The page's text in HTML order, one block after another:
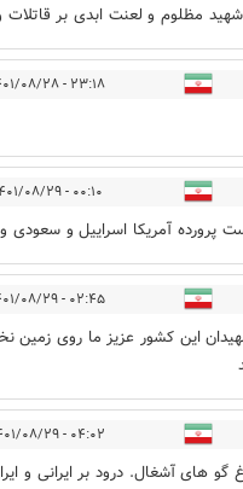
مظلوم و لعنت ابدی بر
۲۳:۱۸ - ۱۴۰۱/۰۸/۲۸
۰۰:۱۰ - ۱۴۰۱/۰۸/۲۹
آمریکا اسراییل و سعودی
۰۲:۴۵ - ۱۴۰۱/۰۸/۲۹
این کشور عزیز ما روی زمین
۰۴:۰۲ - ۱۴۰۱/۰۸/۲۹
های آشغال. درود بر ایرانی و